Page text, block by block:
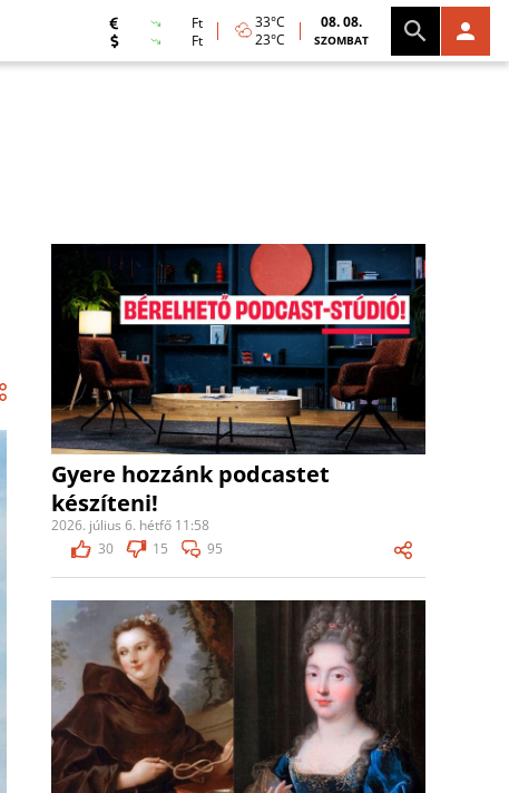
Ft
Ft
33°C
23°C
08. 08.
SZOMBAT
Gyere hozzánk podcastet
készíteni!
2026. július 6. hétfő 11:58
30
15 95